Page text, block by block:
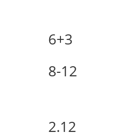
6+3
8-12
2.12